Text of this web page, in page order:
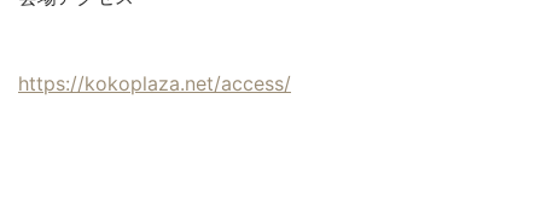
https://kokoplaza.net/access/